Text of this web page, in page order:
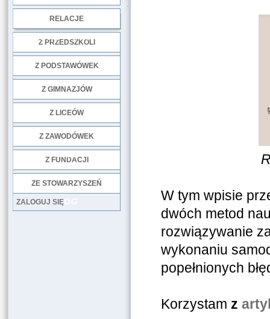
RELACJE
Z PRZEDSZKOLI
Z PODSTAWÓWEK
Z GIMNAZJÓW
Z LICEÓW
Z ZAWODÓWEK
Z FUNDACJI
ZE STOWARZYSZEŃ
LOG
ZALOGUJ SIĘ
W tym wpisie
dwóch metod
rozwiązywanie
wykonaniu
popełnionych
Korzystam z